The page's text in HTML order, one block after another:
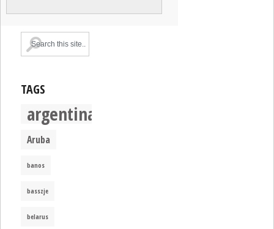
TAGS
argentina
Aruba
banos
basszje
belarus